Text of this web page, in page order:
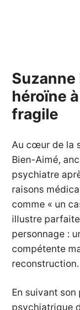
héroïne
fragile
Au cœur de la
Bien-Aimé,
psychiatre
raisons
comme « un
illustre
personnage :
compétente
reconstruction.
En suivant son
psychiatrique